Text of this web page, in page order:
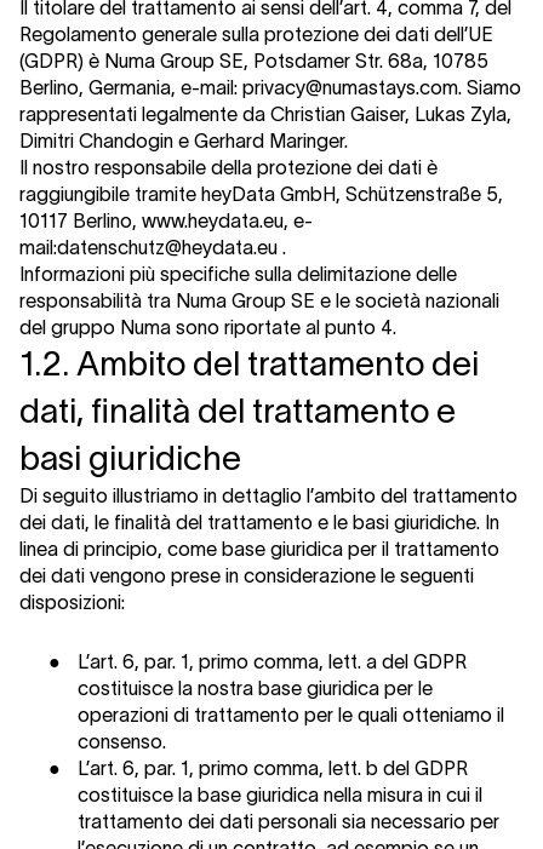
Il titolare del trattamento ai sensi dell’art. 4, comma 7, del
Regolamento generale sulla protezione dei dati dell’UE
(GDPR) è Numa Group SE, Potsdamer Str. 68a, 10785
Berlino, Germania, e-mail: privacy@numastays.com. Siamo
rappresentati legalmente da Christian Gaiser, Lukas Zyla,
Dimitri Chandogin e Gerhard Maringer.
Il nostro responsabile della protezione dei dati è
raggiungibile tramite heyData GmbH, Schützenstraße 5,
10117 Berlino, www.heydata.eu, e-
mail:datenschutz@heydata.eu .
Informazioni più specifiche sulla delimitazione delle
responsabilità tra Numa Group SE e le società nazionali
del gruppo Numa sono riportate al punto 4.
1.2. Ambito del trattamento dei
dati, finalità del trattamento e
basi giuridiche
Di seguito illustriamo in dettaglio l’ambito del trattamento
dei dati, le finalità del trattamento e le basi giuridiche. In
linea di principio, come base giuridica per il trattamento
dei dati vengono prese in considerazione le seguenti
disposizioni:
●
L’art. 6, par. 1, primo comma, lett. a del GDPR
costituisce la nostra base giuridica per le
operazioni di trattamento per le quali otteniamo il
consenso.
●
L’art. 6, par. 1, primo comma, lett. b del GDPR
costituisce la base giuridica nella misura in cui il
trattamento dei dati personali sia necessario per